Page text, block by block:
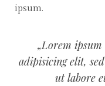
ipsum.
„Lorem
adipisicing elit,
ut labore